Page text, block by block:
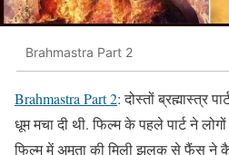
Brahmastra Part 2
Brahmastra Part 2: दोस्तों ब्रह्मास्त्र
धूम मचा दी थी. फिल्म के पहले पार्ट ने
फिल्म में अमृता की मिली झलक से फैंस ने